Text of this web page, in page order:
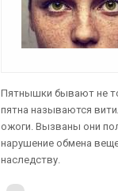
Пятнышки бывают не
пятна называются
ожоги. Вызваны они
нарушение обмена
наследству.